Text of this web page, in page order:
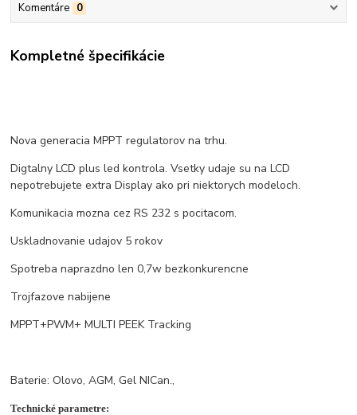
Komentáre 0
Kompletné špecifikácie
Nova generacia MPPT regulatorov na trhu.
Digtalny LCD plus led kontrola. Vsetky udaje su na LCD
nepotrebujete extra Display ako pri niektorych modeloch.
Komunikacia mozna cez RS 232 s pocitacom.
Uskladnovanie udajov 5 rokov
Spotreba naprazdno len 0,7w bezkonkurencne
Trojfazove nabijene
MPPT+PWM+ MULTI PEEK Tracking
Baterie: Olovo, AGM, Gel NICan.,
Technické parametre: